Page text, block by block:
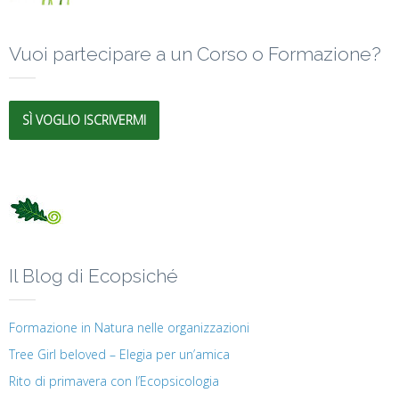
Vuoi partecipare a un Corso o Formazione?
SÌ VOGLIO ISCRIVERMI
Il Blog di Ecopsiché
Formazione in Natura nelle organizzazioni
Tree Girl beloved – Elegia per un’amica
Rito di primavera con l’Ecopsicologia